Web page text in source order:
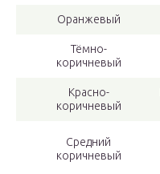
Оранжевый
Тёмно-
коричневый
Красно-
коричневый
Средний
коричневый